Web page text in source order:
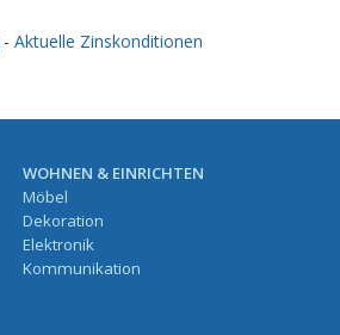
- Aktuelle Zinskonditionen
WOHNEN & EINRICHTEN
Möbel
Dekoration
Elektronik
Kommunikation